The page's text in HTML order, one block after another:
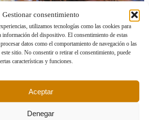
Gestionar consentimiento
utilizamos tecnologías como las cookies para
información del dispositivo. El consentimiento de estas
datos como el comportamiento de navegación o las
sitio. No consentir o retirar el consentimiento, puede
características y funciones.
Aceptar
Denegar